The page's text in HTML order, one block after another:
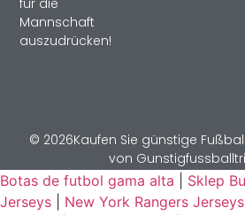
für die
Mannschaft
auszudrücken!
© 2026Kaufen Sie günstige
von
Botas de futbol gama alta
Sklep
Jerseys
New York Rangers Jerseys